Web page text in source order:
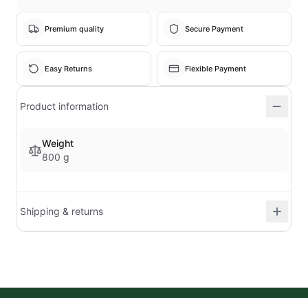
Premium quality Secure Payment
Easy Returns Flexible Payment
Product information
Weight
800 g
Shipping & returns